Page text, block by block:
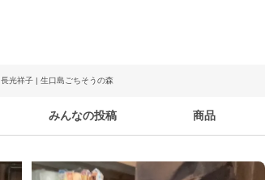
長光祥子 | 生口島ごちそうの森
みんなの投稿 商品